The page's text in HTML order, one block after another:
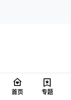
首页 专题